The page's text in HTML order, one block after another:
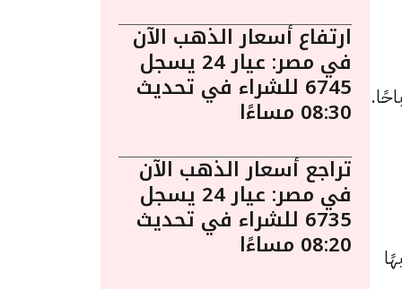
مصر الخميس 16 أبريل الساعة 10:55 صباحًا.
جنيهًا للبيع و 7955 جنيهًا
ارتفاع أسعار الذهب الآن
في مصر: عيار 24 يسجل
6745 للشراء في تحديث
08:30 مساءًا
تراجع أسعار الذهب الآن
في مصر: عيار 24 يسجل
6735 للشراء في تحديث
08:20 مساءًا